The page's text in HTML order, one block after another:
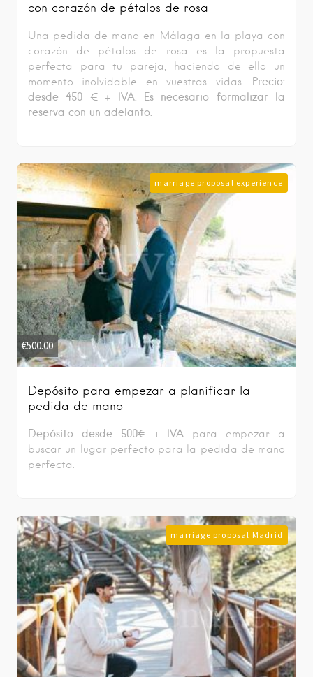
con corazón de pétalos de rosa
Una pedida de mano en Málaga en la playa con
corazón de pétalos de rosa es la propuesta
perfecta para tu pareja, haciendo de ello un
momento inolvidable en vuestras vidas. Precio:
desde 450 € + IVA. Es necesario formalizar la
reserva con un adelanto.
€500.00
marriage proposal experience
Depósito para empezar a planificar la
pedida de mano
Depósito desde 500€ + IVA para empezar a
buscar un lugar perfecto para la pedida de mano
perfecta.
marriage proposal Madrid